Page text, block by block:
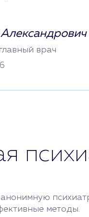
врач
методы.